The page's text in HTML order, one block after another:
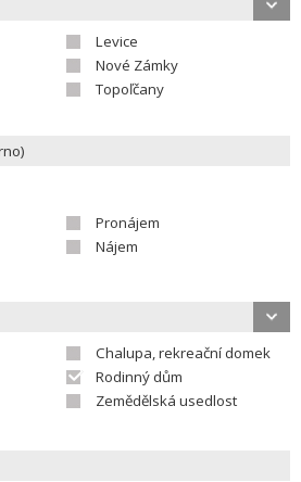
Levice
Nové Zámky
Topoľčany
Pronájem
Nájem
Chalupa, rekreační domek
Rodinný dům
Zemědělská usedlost